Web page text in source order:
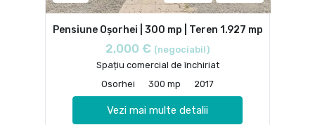
Pensiune Oșorhei | 300 mp | Teren 1.927 mp
2,000 € (negociabil)
Spațiu comercial de închiriat
Osorhei
300 mp 2017
Vezi mai multe detalii